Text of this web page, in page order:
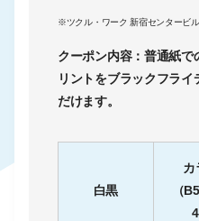
※ツクル・ワーク 新宿センタービ
クーポン内容：普通紙
リントをブラックフラ
だけます。
白黒
カ
（
4